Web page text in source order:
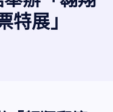
特展」